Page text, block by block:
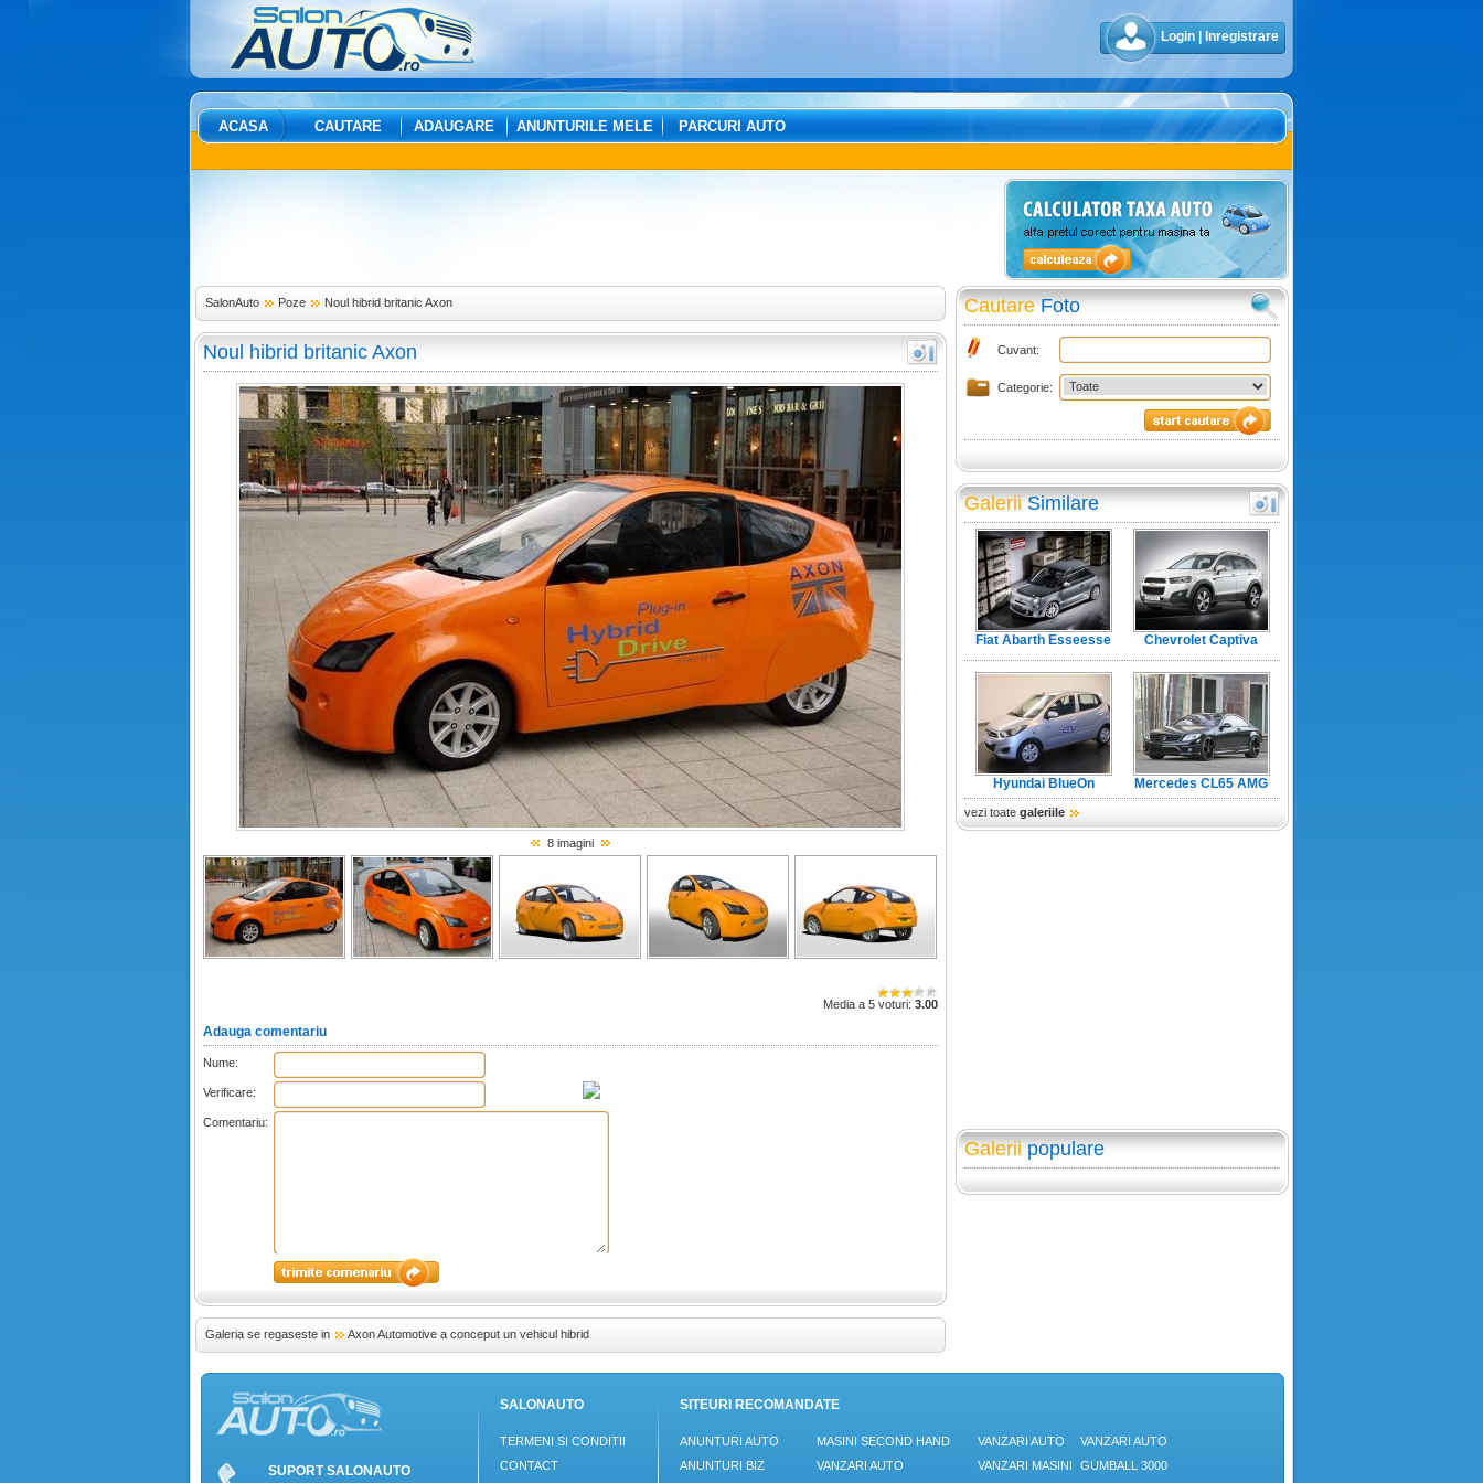
Login Inregistrare
ACASA CAUTARE ADAUGARE ANUNTURILE MELE PARCURI AUTO
SalonAuto Poze Noul hibrid britanic Axon
Noul hibrid britanic Axon
8 imagini
Media a 5 voturi: 3.00
Adauga comentariu
Nume:
Verificare:
Comentariu:
Galeria se regaseste in Axon Automotive a conceput un vehicul hibrid
CautareFoto
Cuvant:
Categorie:
GaleriiSimilare
Fiat Abarth Esseesse
Chevrolet Captiva
Hyundai BlueOn
Mercedes CL65 AMG
Black Edition
vezi toate galeriile
Galeriipopulare
SUPORT SALONAUTO
SALONAUTO
TERMENI SI CONDITII
CONTACT
SITEURI RECOMANDATE
ANUNTURI AUTO
ANUNTURI BIZ
MASINI SECOND HAND
VANZARI AUTO
VANZARI AUTO
VANZARI MASINI
VANZARI AUTO
GUMBALL 3000